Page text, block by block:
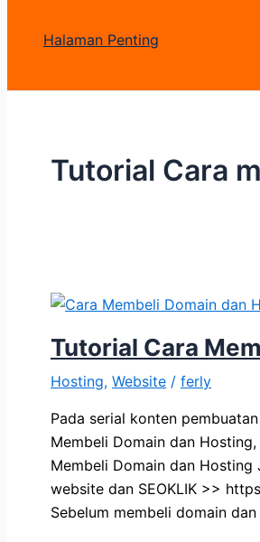
Halaman Penting
Tutorial Cara
Tutorial Cara
Hosting, Website / ferly
Pada serial konten
Membeli Domain dan
Membeli Domain dan Hosting
website dan SEOKLIK >>
Sebelum membeli domain